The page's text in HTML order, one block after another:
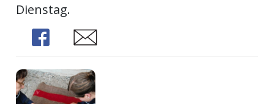
Dienstag.
Share
Share